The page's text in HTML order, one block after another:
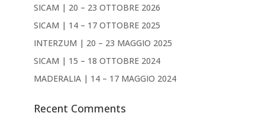
SICAM | 20 – 23 OTTOBRE 2026
SICAM | 14 – 17 OTTOBRE 2025
INTERZUM | 20 – 23 MAGGIO 2025
SICAM | 15 – 18 OTTOBRE 2024
MADERALIA | 14 – 17 MAGGIO 2024
Recent Comments